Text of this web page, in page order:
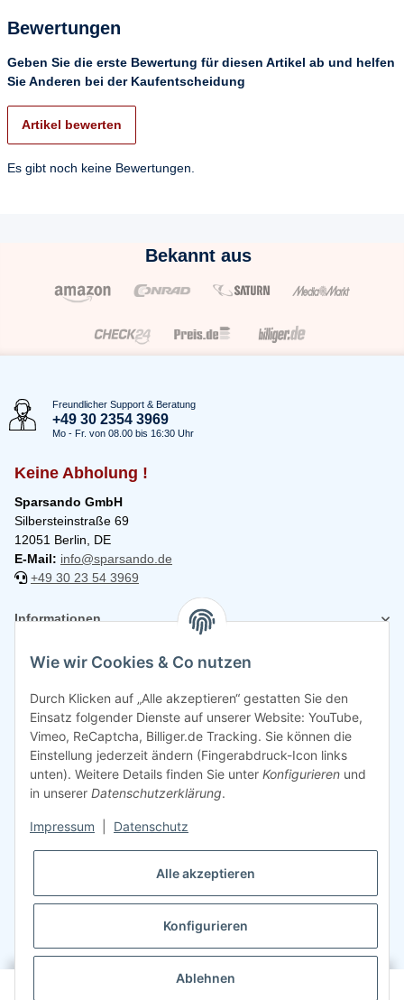
Bewertungen
Geben Sie die erste Bewertung für diesen Artikel ab und helfen
Sie Anderen bei der Kaufentscheidung
Artikel bewerten
Es gibt noch keine Bewertungen.
Bekannt aus
Freundlicher Support & Beratung
+49 30 2354 3969
Mo - Fr. von 08.00 bis 16:30 Uhr
Keine Abholung !
Sparsando GmbH
Silbersteinstraße 69
12051 Berlin, DE
E-Mail: info@sparsando.de
+49 30 23 54 3969
Informationen
Rechtliches
©2026Sparsando GmbHWebdesign mit ❤️ von LIST & SELL GmbH
Wie wir Cookies & Co nutzen
Durch Klicken auf „Alle akzeptieren“ gestatten Sie den
Einsatz folgender Dienste auf unserer Website: YouTube,
Vimeo, ReCaptcha, Billiger.de Tracking. Sie können die
Einstellung jederzeit ändern (Fingerabdruck-Icon links
unten). Weitere Details finden Sie unter Konfigurieren und
in unserer Datenschutzerklärung.
Impressum Datenschutz
Alle akzeptieren
Konfigurieren
Ablehnen